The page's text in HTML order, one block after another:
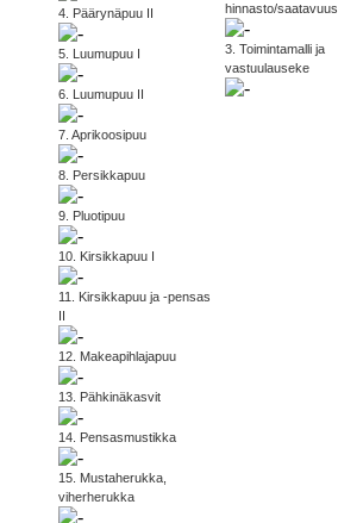
4. Päärynäpuu II
5. Luumupuu I
6. Luumupuu II
7. Aprikoosipuu
8. Persikkapuu
9. Pluotipuu
10. Kirsikkapuu I
11. Kirsikkapuu ja -pensas
II
12. Makeapihlajapuu
13. Pähkinäkasvit
14. Pensasmustikka
15. Mustaherukka,
viherherukka
hinnasto/saatavuus
3. Toimintamalli ja
vastuulauseke